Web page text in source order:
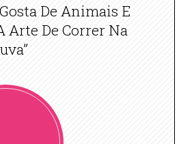
De Animais E
Arte De Correr Na